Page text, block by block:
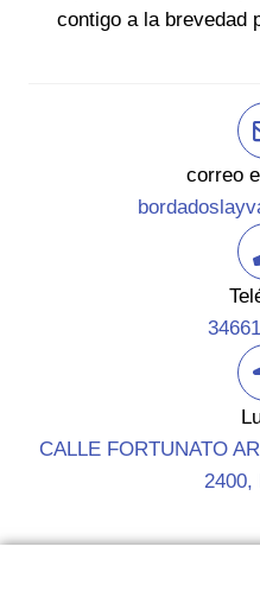
contigo a la brevedad
correo
CALLE FORTUNATO
2400,